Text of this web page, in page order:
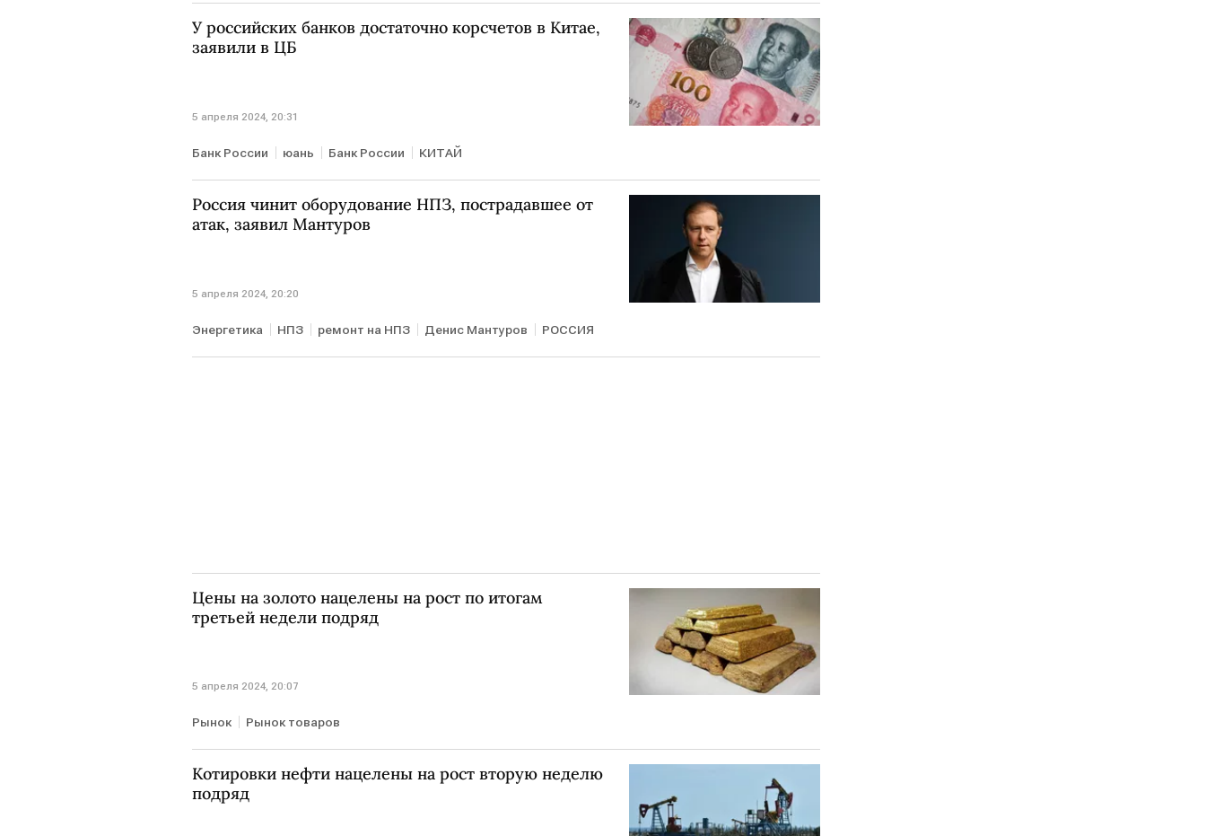
выплата компенсаций
У российских банков достаточно корсчетов в Китае,
заявили в ЦБ
5 апреля 2024, 20:31
Банк России юань Банк России КИТАЙ
Россия чинит оборудование НПЗ, пострадавшее от
атак, заявил Мантуров
5 апреля 2024, 20:20
Энергетика НПЗ ремонт на НПЗ Денис Мантуров РОССИЯ
Цены на золото нацелены на рост по итогам
третьей недели подряд
5 апреля 2024, 20:07
Рынок Рынок товаров
Котировки нефти нацелены на рост вторую неделю
подряд